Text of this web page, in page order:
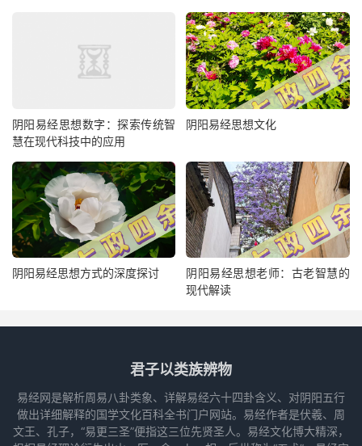
阴阳易经思想数字：探索传统智
慧在现代科技中的应用
阴阳易经思想文化
阴阳易经思想方式的深度探讨
阴阳易经思想老师：古老智慧的
现代解读
君子以类族辨物
易经网是解析周易八卦类象、详解易经六十四卦含义、对阴阳五行
做出详细解释的国学文化百科全书门户网站。易经作者是伏羲、周
文王、孔子，“易更三圣”便指这三位先贤圣人。易经文化博大精深，